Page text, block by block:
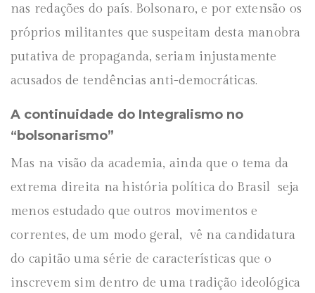
nas redações do país. Bolsonaro, e por extensão os
próprios militantes que suspeitam desta manobra
putativa de propaganda, seriam injustamente
acusados de tendências anti-democráticas.
A continuidade do Integralismo no
“bolsonarismo”
Mas na visão da academia, ainda que o tema da
extrema direita na história política do Brasil seja
menos estudado que outros movimentos e
correntes, de um modo geral, vê na candidatura
do capitão uma série de características que o
inscrevem sim dentro de uma tradição ideológica